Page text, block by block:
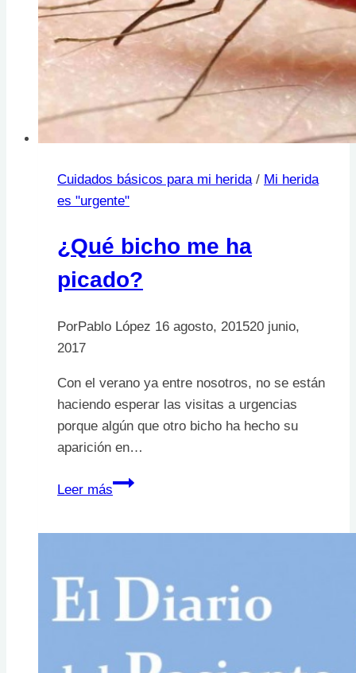
Cuidados básicos para mi herida/ Mi herida
es "urgente"
¿Qué bicho me ha
picado?
PorPablo López 16 agosto, 201520 junio,
2017
Con el verano ya entre nosotros, no se están
haciendo esperar las visitas a urgencias
porque algún que otro bicho ha hecho su
aparición en…
Leer más
¿Qué